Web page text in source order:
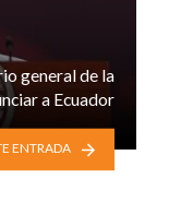
general de la
a Ecuador
ENTRADA